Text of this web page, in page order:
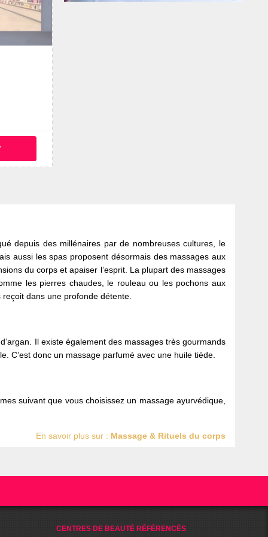
depuis des millénaires par de nombreuses cultures, le
aussi les spas proposent désormais des massages aux
du corps et apaiser l’esprit. La plupart des massages
les pierres chaudes, le rouleau ou les pochons aux
dans une profonde détente.
Il existe également des massages très gourmands
C’est donc un massage parfumé avec une huile tiède.
suivant que vous choisissez un massage ayurvédique,
En savoir plus sur : Massage & Rituels du corps
CENTRES DE BEAUTÉ RÉFÉRENCÉS